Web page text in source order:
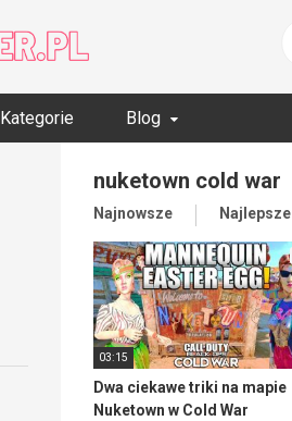
Kategorie Blog
nuketown cold war
Najnowsze Najlepsze
03:15
Dwa ciekawe triki na mapie
Nuketown w Cold War